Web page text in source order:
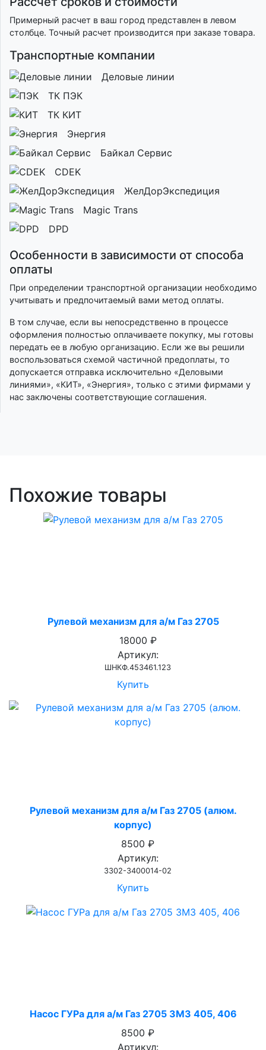
Примерный расчет в ваш город представлен в левом
столбце. Точный расчет производится при заказе товара.
Транспортные компании
Деловые линии
ТК ПЭК
ТК КИТ
Энергия
Байкал Сервис
CDEK
ЖелДорЭкспедиция
Magic Trans
DPD
Особенности в зависимости от способа
оплаты
При определении транспортной организации необходимо
учитывать и предпочитаемый вами метод оплаты.
В том случае, если вы непосредственно в процессе
оформления полностью оплачиваете покупку, мы готовы
передать ее в любую организацию. Если же вы решили
воспользоваться схемой частичной предоплаты, то
допускается отправка исключительно «Деловыми
линиями», «КИТ», «Энергия», только с этими фирмами у
нас заключены соответствующие соглашения.
Похожие товары
Рулевой механизм для а/м Газ 2705
18000 ₽
Артикул:
ШНКФ.453461.123
Купить
Рулевой механизм для а/м Газ 2705 (алюм.
корпус)
8500 ₽
Артикул:
3302-3400014-02
Купить
Насос ГУРа для а/м Газ 2705 ЗМЗ 405, 406
8500 ₽
Артикул: